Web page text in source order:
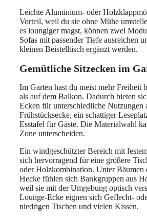
Leichte Aluminium- oder
Vorteil, weil du sie ohne Mühe
es loungiger magst, können zwei
Sofas mit passender Tiefe ausreichen
kleinen Beistelltisch ergänzt werden.
Gemütliche Sitzecken im
Im Garten hast du meist mehr Freiheit
als auf dem Balkon. Dadurch bieten
Ecken für unterschiedliche Nutzungen
Frühstücksecke, ein schattiger
Esstafel für Gäste. Die Materialwahl
Zone unterscheiden.
Ein windgeschützter Bereich mit
sich hervorragend für eine größere
oder Holzkombination. Unter Bäumen
Hecke fühlen sich Bankgruppen aus
weil sie mit der Umgebung optisch
Lounge-Ecke eignen sich Geflecht-
niedrigen Tischen und vielen Kissen.